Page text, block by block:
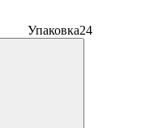
Упаковка24